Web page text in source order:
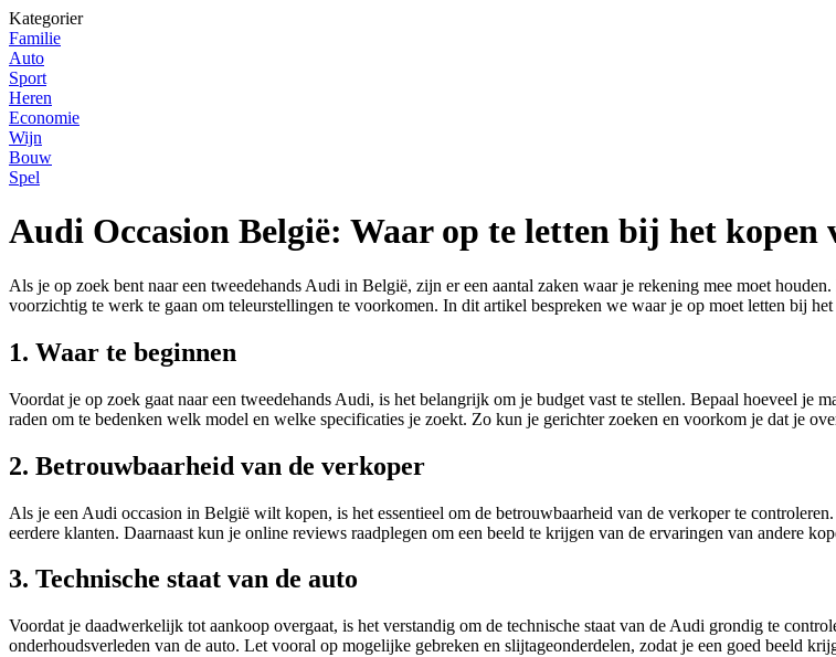
Kategorier
Familie
Auto
Sport
Heren
Economie
Wijn
Bouw
Spel
Audi Occasion België: Waar op te letten bij het kopen
Als je op zoek bent naar een tweedehands Audi in België, zijn er een aantal zaken waar je rekening mee moet
voorzichtig te werk te gaan om teleurstellingen te voorkomen. In dit artikel bespreken we waar je op moet letten bij
1. Waar te beginnen
Voordat je op zoek gaat naar een tweedehands Audi, is het belangrijk om je budget vast te stellen. Bepaal hoeveel je
raden om te bedenken welk model en welke specificaties je zoekt. Zo kun je gerichter zoeken en voorkom je dat je
2. Betrouwbaarheid van de verkoper
Als je een Audi occasion in België wilt kopen, is het essentieel om de betrouwbaarheid van de verkoper te
eerdere klanten. Daarnaast kun je online reviews raadplegen om een beeld te krijgen van de ervaringen van andere
3. Technische staat van de auto
Voordat je daadwerkelijk tot aankoop overgaat, is het verstandig om de technische staat van de Audi grondig te
onderhoudsverleden van de auto. Let vooral op mogelijke gebreken en slijtageonderdelen, zodat je een goed beeld